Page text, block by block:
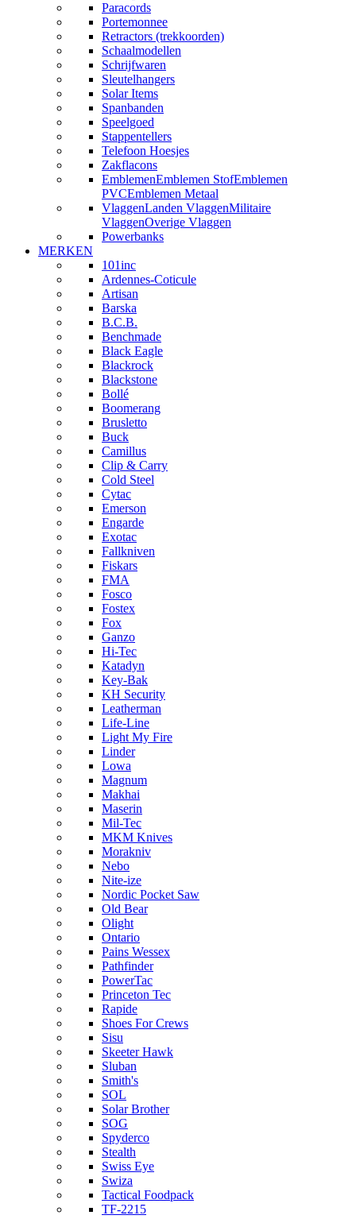
Paracords
Portemonnee
Retractors (trekkoorden)
Schaalmodellen
Schrijfwaren
Sleutelhangers
Solar Items
Spanbanden
Speelgoed
Stappentellers
Telefoon Hoesjes
Zakflacons
EmblemenEmblemen StofEmblemen
PVCEmblemen Metaal
VlaggenLanden VlaggenMilitaire
VlaggenOverige Vlaggen
Powerbanks
MERKEN
101inc
Ardennes-Coticule
Artisan
Barska
B.C.B.
Benchmade
Black Eagle
Blackrock
Blackstone
Bollé
Boomerang
Brusletto
Buck
Camillus
Clip & Carry
Cold Steel
Cytac
Emerson
Engarde
Exotac
Fallkniven
Fiskars
FMA
Fosco
Fostex
Fox
Ganzo
Hi-Tec
Katadyn
Key-Bak
KH Security
Leatherman
Life-Line
Light My Fire
Linder
Lowa
Magnum
Makhai
Maserin
Mil-Tec
MKM Knives
Morakniv
Nebo
Nite-ize
Nordic Pocket Saw
Old Bear
Olight
Ontario
Pains Wessex
Pathfinder
PowerTac
Princeton Tec
Rapide
Shoes For Crews
Sisu
Skeeter Hawk
Sluban
Smith's
SOL
Solar Brother
SOG
Spyderco
Stealth
Swiss Eye
Swiza
Tactical Foodpack
TF-2215